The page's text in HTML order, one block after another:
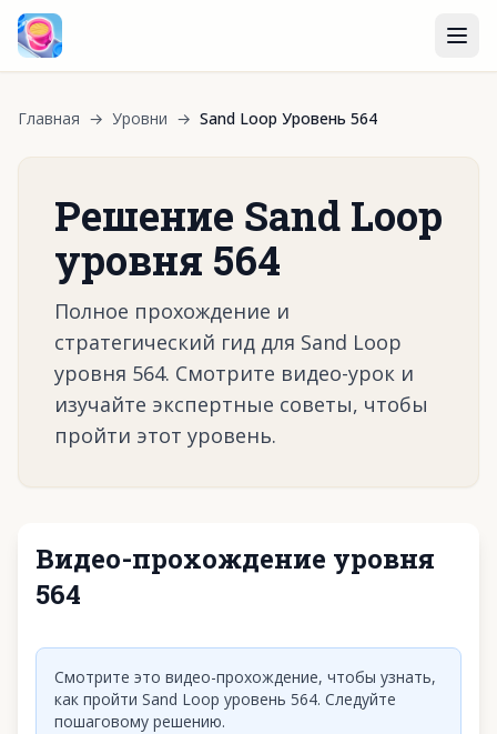
Главная → Уровни → Sand Loop Уровень 564
Решение Sand Loop
уровня 564
Полное прохождение и
стратегический гид для Sand Loop
уровня 564. Смотрите видео-урок и
изучайте экспертные советы, чтобы
пройти этот уровень.
Видео-прохождение уровня
564
Смотрите это видео-прохождение, чтобы узнать,
как пройти Sand Loop уровень 564. Следуйте
пошаговому решению.